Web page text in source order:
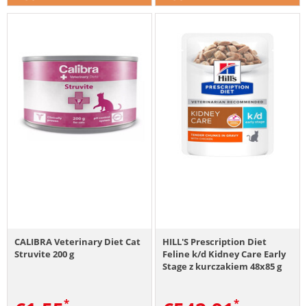
CALIBRA Veterinary Diet Cat
Struvite 200 g
HILL'S Prescription Diet
Feline k/d Kidney Care Early
Stage z kurczakiem 48x85 g